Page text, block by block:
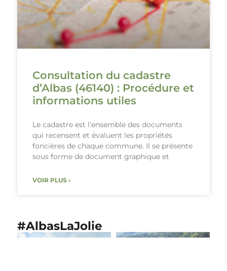
Consultation du cadastre
d’Albas (46140) : Procédure et
informations utiles
Le cadastre est l’ensemble des documents
qui recensent et évaluent les propriétés
foncières de chaque commune. Il se présente
sous forme de document graphique et
VOIR PLUS ›
#AlbasLaJolie